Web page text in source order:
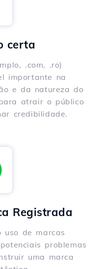
certa
.com, .ro)
importante na
e da natureza do
atrair o público
credibilidade.
Registrada
de marcas
problemas
uma marca